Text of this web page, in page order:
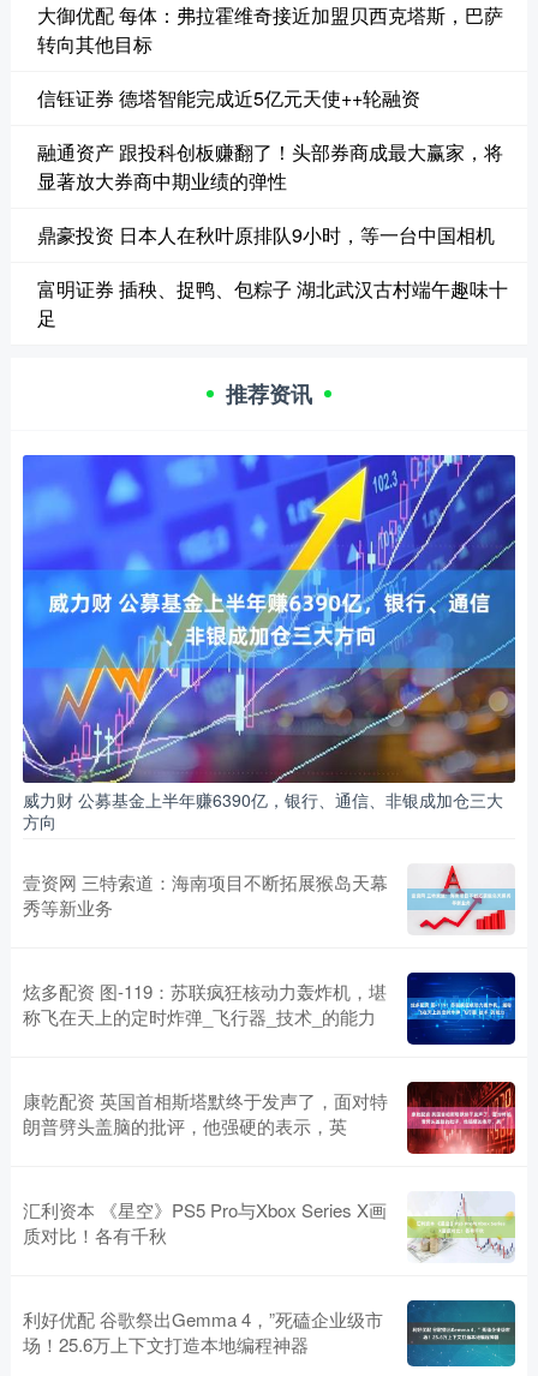
大御优配 每体：弗拉霍维奇接近加盟贝西克塔斯，巴萨
转向其他目标
信钰证券 德塔智能完成近5亿元天使++轮融资
融通资产 跟投科创板赚翻了！头部券商成最大赢家，将
显著放大券商中期业绩的弹性
鼎豪投资 日本人在秋叶原排队9小时，等一台中国相机
富明证券 插秧、捉鸭、包粽子 湖北武汉古村端午趣味十
足
推荐资讯
威力财 公募基金上半年赚6390亿，银行、通信、非银成加仓三大
方向
壹资网 三特索道：海南项目不断拓展猴岛天幕
秀等新业务
炫多配资 图-119：苏联疯狂核动力轰炸机，堪
称飞在天上的定时炸弹_飞行器_技术_的能力
康乾配资 英国首相斯塔默终于发声了，面对特
朗普劈头盖脑的批评，他强硬的表示，英
汇利资本 《星空》PS5 Pro与Xbox Series X画
质对比！各有千秋
利好优配 谷歌祭出Gemma 4，”死磕企业级市
场！25.6万上下文打造本地编程神器